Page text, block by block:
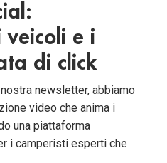
veicoli e i
di click
newsletter, abbiamo
video che anima i
una piattaforma
i camperisti esperti che